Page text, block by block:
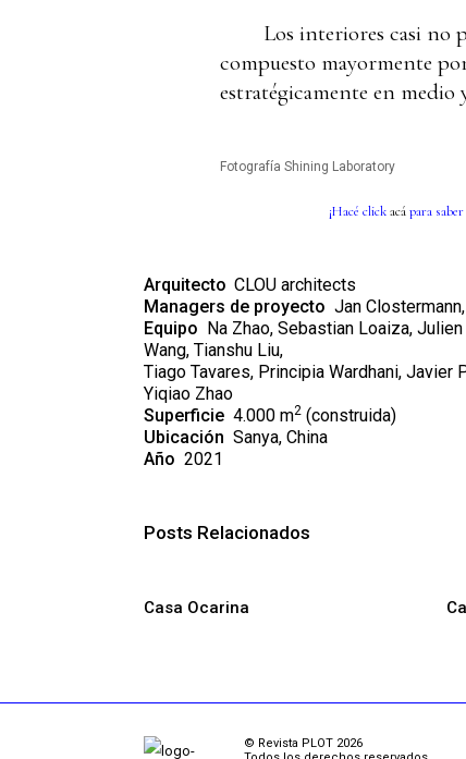
Los interiores casi no
compuesto mayormente
estratégicamente en medio
Fotografía Shining Laboratory
¡Hacé clickacápara
Arquitecto CLOU architects
Managers de proyecto Jan
Equipo Na Zhao, Sebastian Loaiza,
Wang, Tianshu Liu,
Tiago Tavares, Principia Wardhani, Javier
Yiqiao Zhao
Superficie 4.000 m2 (construida)
Ubicación Sanya, China
Año 2021
Posts Relacionados
Casa Ocarina
© Revista PLOT 2026